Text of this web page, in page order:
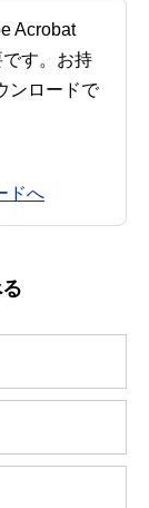
Acrobat
す。お持
ンロードで
ドへ